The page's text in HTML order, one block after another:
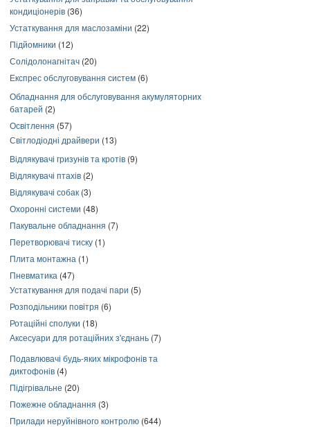
кондиціонерів (36)
Устаткування для маслозаміни (22)
Підйомники (12)
Солідолонагнітач (20)
Експрес обслуговування систем (6)
Обладнання для обслуговування акумуляторних
батарей (2)
Освітлення (57)
Світлодіодні драйвери (13)
Відлякувачі гризунів та кротів (9)
Відлякувачі птахів (2)
Відлякувачі собак (3)
Охоронні системи (48)
Пакувальне обладнання (7)
Перетворювачі тиску (1)
Плита монтажна (1)
Пневматика (47)
Устаткування для подачі пари (5)
Розподільники повітря (6)
Ротаційні сполуки (18)
Аксесуари для ротаційних з'єднань (7)
Подавлювачі будь-яких мікрофонів та
диктофонів (4)
Підігрівальне (20)
Пожежне обладнання (3)
Прилади неруйнівного контролю (644)